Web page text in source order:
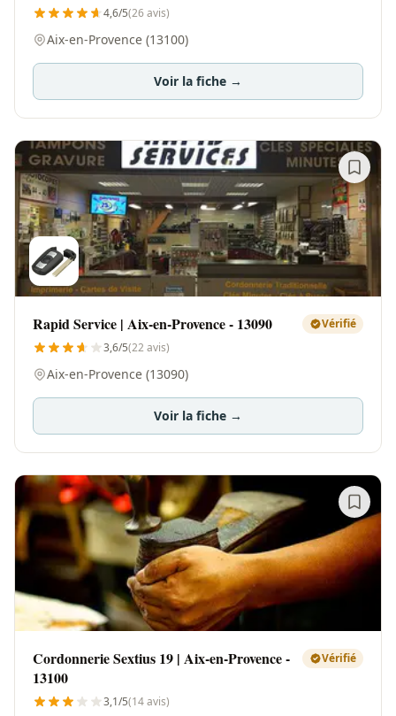
4,6/5(26 avis)
Aix-en-Provence (13100)
Voir la fiche →
Rapid Service | Aix-en-Provence - 13090
Vérifié
3,6/5(22 avis)
Aix-en-Provence (13090)
Voir la fiche →
Cordonnerie Sextius 19 | Aix-en-Provence -
13100
Vérifié
3,1/5(14 avis)